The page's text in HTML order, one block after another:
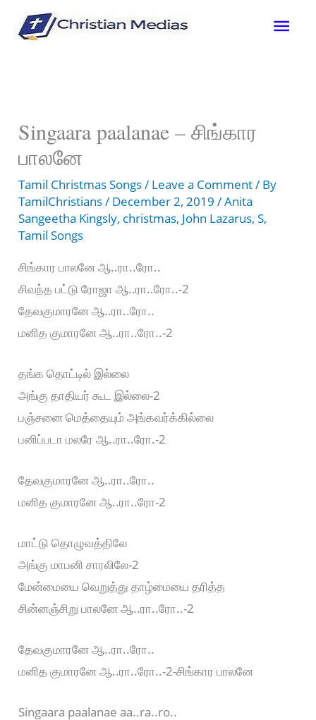
Singaara paalanae – சிங்கார
பாலனே
Tamil Christmas Songs/ Leave a Comment/ By
TamilChristians/ December 2, 2019/Anita
Sangeetha Kingsly, christmas, John Lazarus,S,
Tamil Songs
சிங்கார பாலனே ஆ..ரா..ரோ..
சிவந்த பட்டு ரோஜா ஆ..ரா..ரோ..-2
தேவகுமாரனே ஆ..ரா..ரோ..
மனித குமாரனே ஆ..ரா..ரோ..-2
தங்க தொட்டில் இல்லை
அங்கு தாதியர் கூட இல்லை-2
பஞ்சனை மெத்தையும் அங்கவர்க்கில்லை
பனிப்படா மலரே ஆ..ரா..ரோ.-2
தேவகுமாரனே ஆ..ரா..ரோ..
மனித குமாரனே ஆ..ரா..ரோ-2
மாட்டு தொழுவத்திலே
அங்கு மாபனி சாரலிலே-2
மேன்மையை வெறுத்து தாழ்மையை தரித்த
சின்னஞ்சிறு பாலனே ஆ..ரா..ரோ..-2
தேவகுமாரனே ஆ..ரா..ரோ..
மனித குமாரனே ஆ..ரா..ரோ..-2-சிங்கார பாலனே
Singaara paalanae aa..ra..ro..